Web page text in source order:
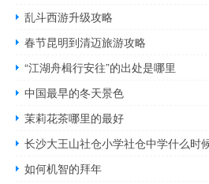
乱斗西游升级攻略
春节昆明到清迈旅游攻略
“江湖舟楫行安往”的出处是哪里
中国最早的冬天景色
茉莉花茶哪里的最好
如何机智的拜年